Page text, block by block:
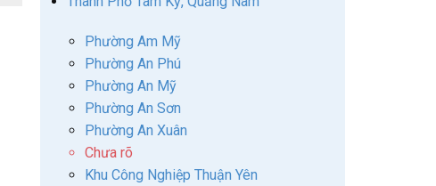
Phường Am Mỹ
Phường An Phú
Phường An Mỹ
Phường An Sơn
Phường An Xuân
Chưa rõ
Khu Công Nghiệp Thuận Yên